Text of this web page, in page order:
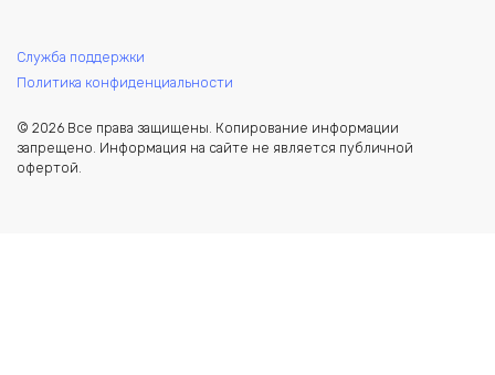
Служба поддержки
Политика конфиденциальности
© 2026 Все права защищены. Копирование информации
запрещено. Информация на сайте не является публичной
офертой.